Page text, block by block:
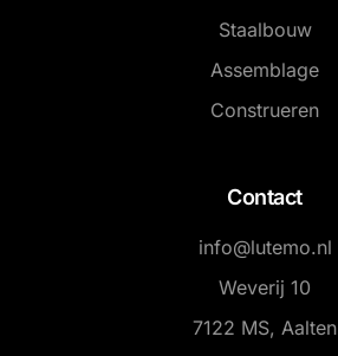
Staalbouw
Assemblage
Construeren
Contact
info@lutemo.nl
Weverij 10
7122 MS, Aalten